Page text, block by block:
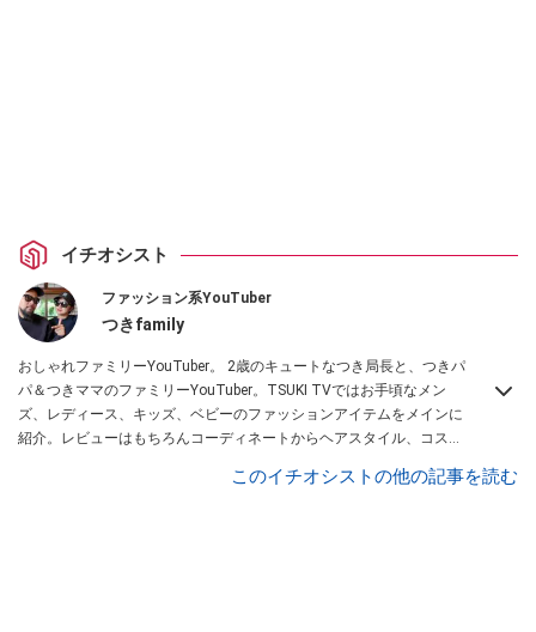
イチオシスト
ファッション系YouTuber
つきfamily
おしゃれファミリーYouTuber。 2歳のキュートなつき局長と、つきパ
パ＆つきママのファミリーYouTuber。TSUKI TVではお手頃なメン
ズ、レディース、キッズ、ベビーのファッションアイテムをメインに
紹介。レビューはもちろんコーディネートからヘアスタイル、コスメ
このイチオシストの他の記事を読む